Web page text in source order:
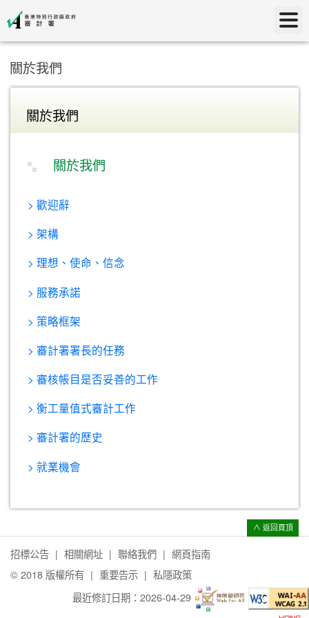
關於我們
關於我們
關於我們
> 歡迎辭
> 架構
> 理想、使命、信念
> 服務承諾
> 策略框架
> 審計署署長的任務
> 審核帳目是否妥善的工作
> 衡工量值式審計工作
> 審計署的歷史
> 就業機會
∧ 返回頁頂
招標公告 相關網址 聯絡我們
網頁指南
© 2018 版權所有
重要告示
私隱政策
最近修訂日期： 2026-04-29